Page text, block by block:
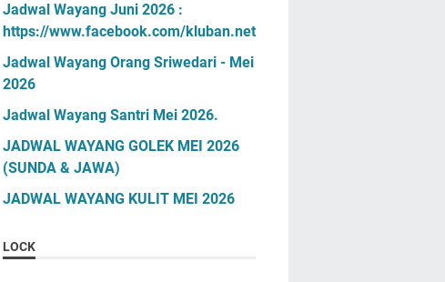
Jadwal Wayang Juni 2026 :
https://www.facebook.com/kluban.net
Jadwal Wayang Orang Sriwedari - Mei
2026
Jadwal Wayang Santri Mei 2026.
JADWAL WAYANG GOLEK MEI 2026
(SUNDA & JAWA)
JADWAL WAYANG KULIT MEI 2026
LOCK